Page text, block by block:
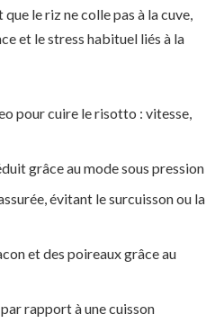
le riz ne colle pas à la cuve,
et le stress habituel liés à la
pour cuire le risotto : vitesse,
grâce au mode sous pression
évitant le surcuisson ou la
et des poireaux grâce au
rapport à une cuisson